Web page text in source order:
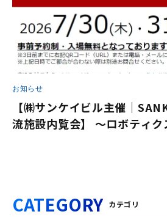
お知らせ
【㈱サンケイビル主催｜
流施設内覧会】 ～ロボティ
CATEGORY カテゴリ